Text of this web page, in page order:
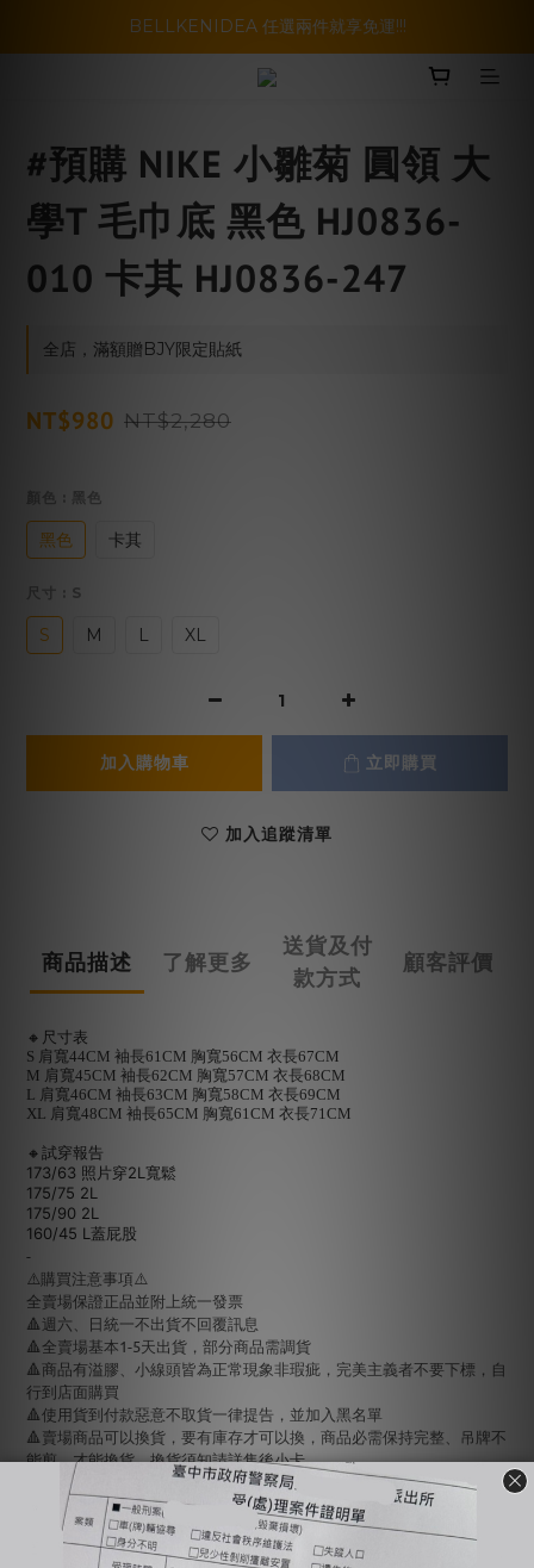
暑假活動登場!! SBG套裝超級優惠價，兩套以上再享免運哦!!
BELLKENIDEA 任選兩件就享免運!!!
暑假活動登場!! SBG套裝超級優惠價，兩套以上再享免運哦!!
#預購 NIKE 小雛菊 圓領 大
學T 毛巾底 黑色 HJ0836-
010 卡其 HJ0836-247
全店，滿額贈BJY限定貼紙
NT$980 NT$2,280
: 黑色
黑色 卡其
: S
S M L XL
加入購物車 立即購買
加入追蹤清單
商品描述 了解更多
送貨及付
款方式
顧客評價
🔸尺寸表
S 肩寬44CM 袖長61CM 胸寬56CM 衣長67CM
M 肩寬45CM 袖長62CM 胸寬57CM 衣長68CM
L 肩寬46CM 袖長63CM 胸寬58CM 衣長69CM
XL 肩寬48CM 袖長65CM 胸寬61CM 衣長71CM
🔸試穿報告
173/63 照片穿2L寬鬆
175/75 2L
175/90 2L
160/45 L蓋屁股
-
⚠️購買注意事項⚠️
全賣場保證正品並附上統一發票
🔺週六、日統一不出貨不回覆訊息
🔺全賣場基本1-5天出貨，部分商品需調貨
🔺商品有溢膠、小線頭皆為正常現象非瑕疵，完美主義者不要下標，自
行到店面購買
🔺使用貨到付款惡意不取貨一律提告，並加入黑名單
🔺賣場商品可以換貨，要有庫存才可以換，商品必需保持完整、吊牌不
能剪，才能換貨，換貨須知請詳售後小卡
🔍【INSTAGRAM】：bjy_666